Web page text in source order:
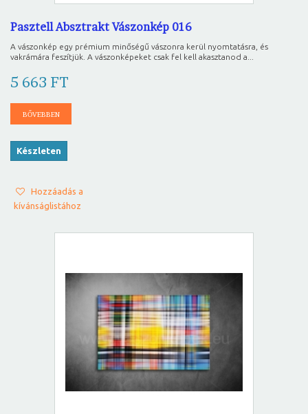
Pasztell Absztrakt Vászonkép 016
A vászonkép egy prémium minőségű vászonra kerül nyomtatásra, és
vakrámára feszítjük. A vászonképeket csak fel kell akasztanod a...
5 663 FT
BŐVEBBEN
Készleten
Hozzáadás a
kívánságlistához